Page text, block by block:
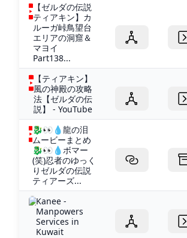
【ゼルダの伝説
ティアキン】カ
ルーガ峠鳥望台
エリアの洞窟＆
マヨイ
Part138...
【ティアキン】
風の神殿の攻略
法【ゼルダの伝
説】 - YouTube
🐉👀💧龍の泪
ムービーまとめ
🐉👀💧ボマー
(笑)忍者のゆっく
りゼルダの伝説
ティアーズ...
Kanee -
Manpowers
Services in
Kuwait